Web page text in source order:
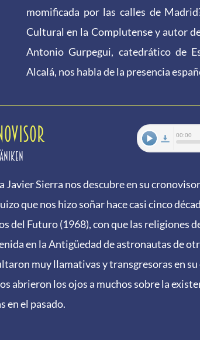
momificada por las calles de
Cultural en la Complutense y autor
Antonio Gurpegui, catedrático de
Alcalá, nos habla de la presencia
Javier Sierra nos descubre en su
que nos hizo soñar hace casi cinco
del Futuro (1968), con que las religiones
en la Antigüedad de astronautas de
muy llamativas y transgresoras en su
abrieron los ojos a muchos sobre la
en el pasado.